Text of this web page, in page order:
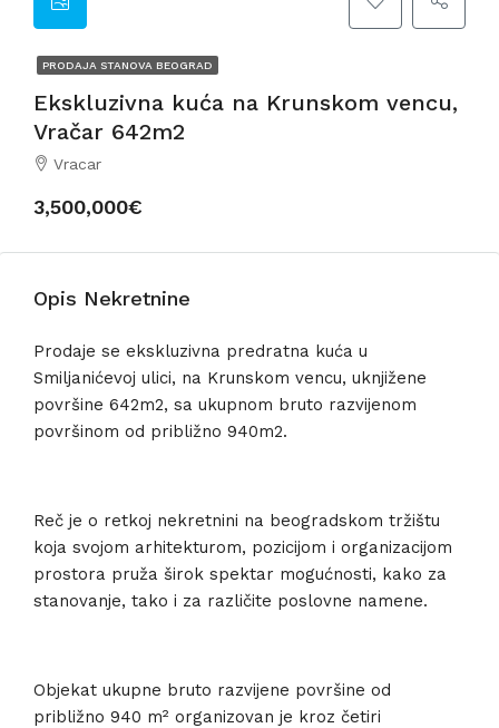
PRODAJA STANOVA BEOGRAD
Ekskluzivna kuća na Krunskom vencu,
Vračar 642m2
Vracar
3,500,000€
Opis Nekretnine
Prodaje se ekskluzivna predratna kuća u
Smiljanićevoj ulici, na Krunskom vencu, uknjižene
površine 642m2, sa ukupnom bruto razvijenom
površinom od približno 940m2.
Reč je o retkoj nekretnini na beogradskom tržištu
koja svojom arhitekturom, pozicijom i organizacijom
prostora pruža širok spektar mogućnosti, kako za
stanovanje, tako i za različite poslovne namene.
Objekat ukupne bruto razvijene površine od
približno 940 m² organizovan je kroz četiri